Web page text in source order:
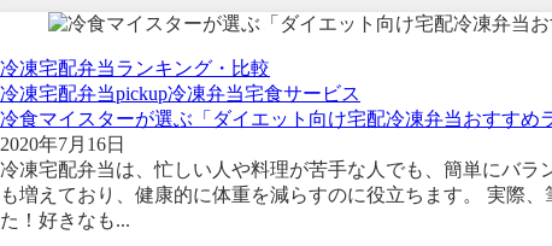
冷凍宅配弁当ランキング・比較
冷凍宅配弁当pickup冷凍弁当宅食サービス
冷食マイスターが選ぶ「ダイエット向け宅配冷凍弁当おすすめ
2020年7月16日
冷凍宅配弁当は、忙しい人や料理が苦手な人でも、簡単にバ
も増えており、健康的に体重を減らすのに役立ちます。 実際
た！好きなも...